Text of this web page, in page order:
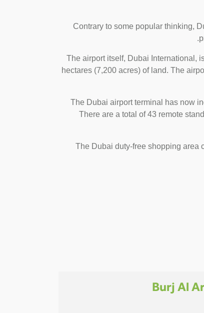
Contrary to some popular thinking,
The airport itself, Dubai International,
hectares (7,200 acres) of land. The
The Dubai airport terminal has now
There are a total of 43 remote
The Dubai duty-free shopping area
Burj Al